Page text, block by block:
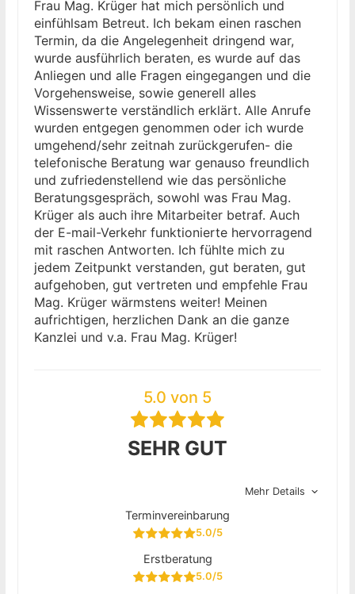
es mir ein großen Anliegen mir viel Zeit für jeden
einzelnen Mandanten zu nehmen und die Rechtslage
verständlich und nachvollziehbar zu erklären. Damit
garantiere ich Ihnen eine zielorientierte und optimale
Kooperation!
Frau Mag. Krüger hat mich persönlich und
einfühlsam Betreut. Ich bekam einen raschen
Termin, da die Angelegenheit dringend war,
wurde ausführlich beraten, es wurde auf das
Anliegen und alle Fragen eingegangen und die
Vorgehensweise, sowie generell alles
Wissenswerte verständlich erklärt. Alle Anrufe
wurden entgegen genommen oder ich wurde
umgehend/sehr zeitnah zurückgerufen- die
telefonische Beratung war genauso freundlich
und zufriedenstellend wie das persönliche
Beratungsgespräch, sowohl was Frau Mag.
Krüger als auch ihre Mitarbeiter betraf. Auch
der E-mail-Verkehr funktionierte hervorragend
mit raschen Antworten. Ich fühlte mich zu
jedem Zeitpunkt verstanden, gut beraten, gut
aufgehoben, gut vertreten und empfehle Frau
Mag. Krüger wärmstens weiter! Meinen
aufrichtigen, herzlichen Dank an die ganze
Kanzlei und v.a. Frau Mag. Krüger!
5.0 von 5
SEHR GUT
Mehr Details
Terminvereinbarung
5.0/5
Erstberatung
5.0/5